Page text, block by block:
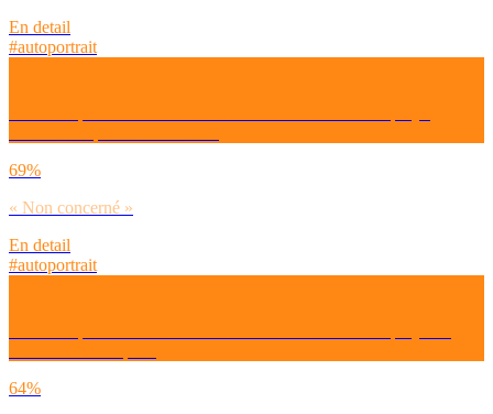
En detail
#autoportrait
69%
« Non concerné »
En detail
#autoportrait
64%